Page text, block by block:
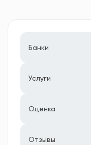
Банки
Услуги
Оценка
Отзывы